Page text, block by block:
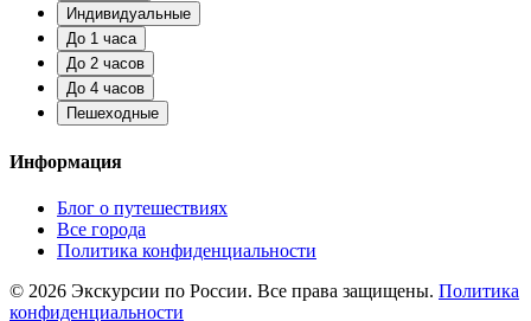
Индивидуальные
До 1 часа
До 2 часов
До 4 часов
Пешеходные
Информация
Блог о путешествиях
Все города
Политика конфиденциальности
© 2026 Экскурсии по России. Все права защищены. Политика
конфиденциальности